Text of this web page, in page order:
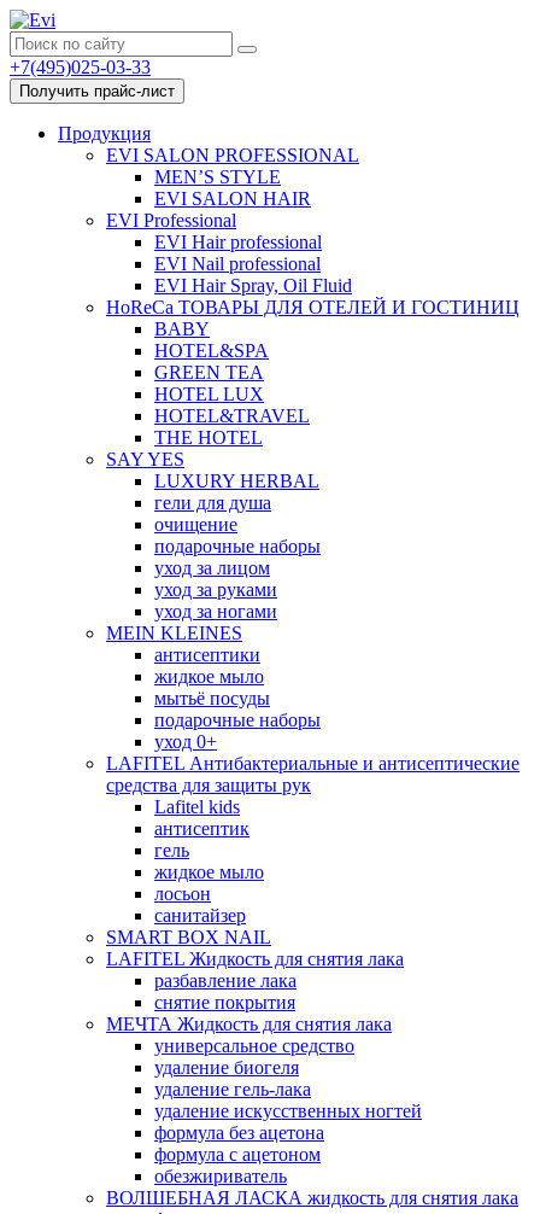
+7(495)025-03-33
Получить прайс-лист
Продукция
EVI SALON PROFESSIONAL
MEN’S STYLE
EVI SALON HAIR
EVI Professional
EVI Hair professional
EVI Nail professional
EVI Hair Spray, Oil Fluid
HoReCa ТОВАРЫ ДЛЯ ОТЕЛЕЙ И ГОСТИНИЦ
BABY
HOTEL&SPA
GREEN TEA
HOTEL LUX
HOTEL&TRAVEL
THE HOTEL
SAY YES
LUXURY HERBAL
гели для душа
очищение
подарочные наборы
уход за лицом
уход за руками
уход за ногами
MEIN KLEINES
антисептики
жидкое мыло
мытьё посуды
подарочные наборы
уход 0+
LAFITEL Антибактериальные и антисептические
средства для защиты рук
Lafitel kids
антисептик
гель
жидкое мыло
лосьон
санитайзер
SMART BOX NAIL
LAFITEL Жидкость для снятия лака
разбавление лака
снятие покрытия
МЕЧТА Жидкость для снятия лака
универсальное средство
удаление биогеля
удаление гель-лака
удаление искусственных ногтей
формула без ацетона
формула с ацетоном
обезжириватель
ВОЛШЕБНАЯ ЛАСКА жидкость для снятия лака